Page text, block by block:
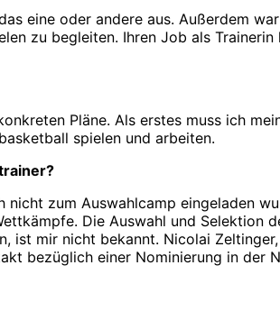
eine oder andere aus. Außerdem
zu begleiten. Ihren Job als
Pläne. Als erstes muss ich
spielen und arbeiten.
zum Auswahlcamp eingeladen
Die Auswahl und Selektion
ist mir nicht bekannt. Nicolai
bezüglich einer Nominierung in der